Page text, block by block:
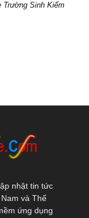
Trường Sinh Kiếm
nhật tin tức
và Thế
ứng dụng